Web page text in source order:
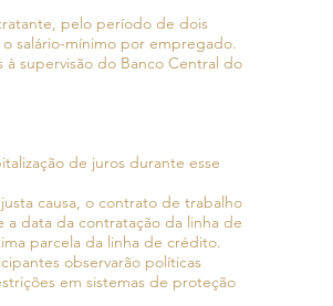
pelo período de dois
salário-mínimo por empregado.
à supervisão do Banco Central do
de juros durante esse
causa, o contrato de trabalho
data da contratação da linha de
parcela da linha de crédito.
observarão políticas
em sistemas de proteção